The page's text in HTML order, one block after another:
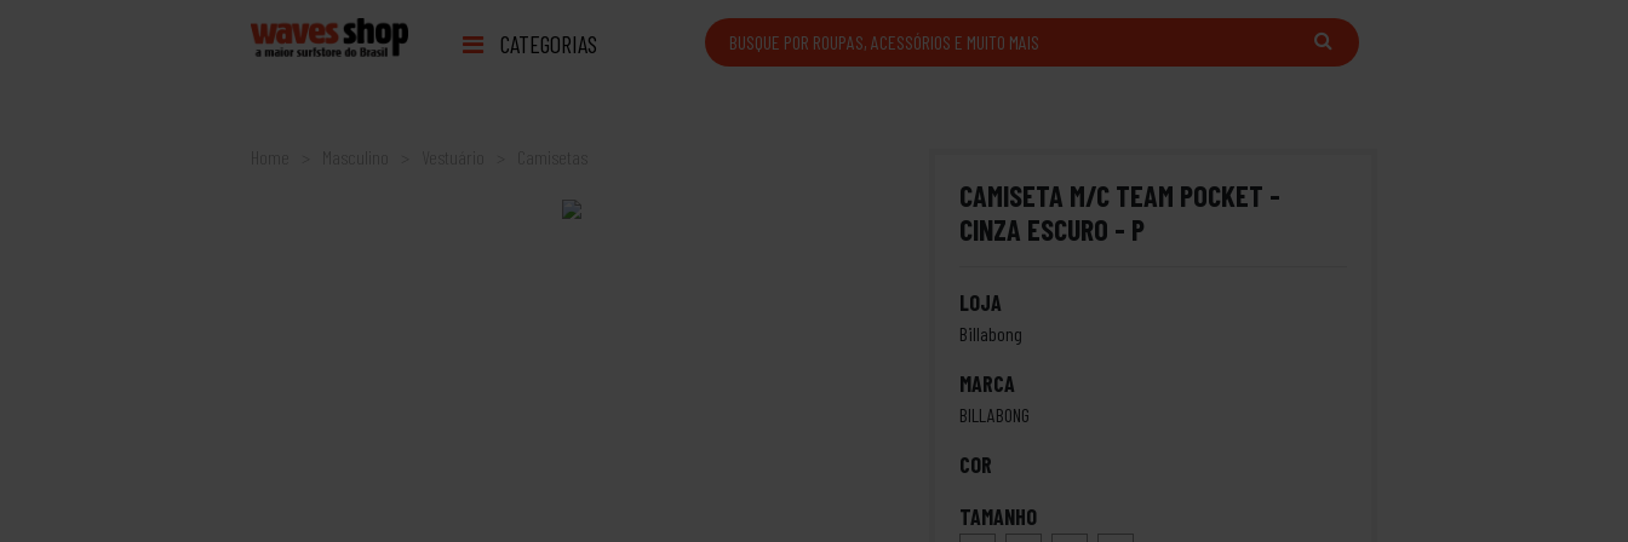
CATEGORIAS
Home Camisetas
CAMISETA M/C TEAM POCKET -
CINZA ESCURO - P
LOJA
Billabong
MARCA
BILLABONG
COR
TAMANHO